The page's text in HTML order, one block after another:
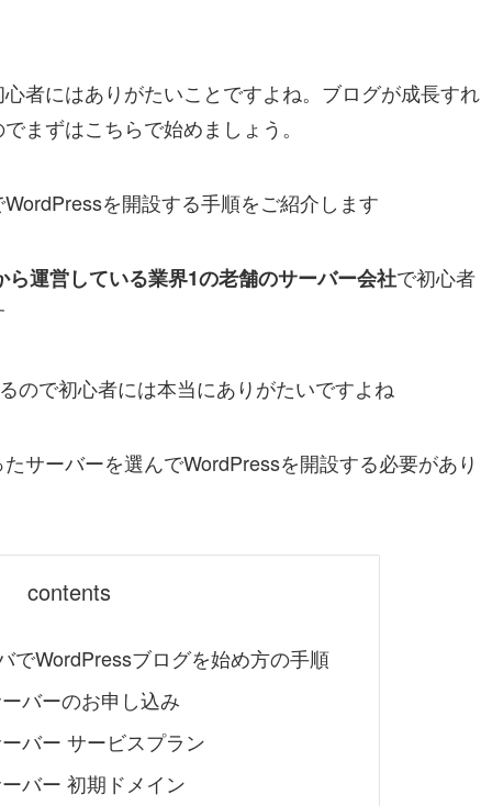
者にはありがたいことですよね。ブログが成長すれ
まずはこちらで始めましょう。
WordPressを開設する手順をご紹介します
ら運営している業界1の老舗のサーバー会社で初心者
ので初心者には本当にありがたいですよね
サーバーを選んでWordPressを開設する必要があり
contents
でWordPressブログを始め方の手順
バーのお申し込み
バー サービスプラン
バー 初期ドメイン